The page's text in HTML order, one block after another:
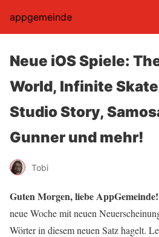
appgemeinde
Neue iOS Spiele:
World, Infinite
Studio Story,
Gunner und mehr!
Tobi
Guten Morgen, liebe AppGemeinde!
neue Woche mit neuen
Wörter in diesem neuen Satz hagelt.